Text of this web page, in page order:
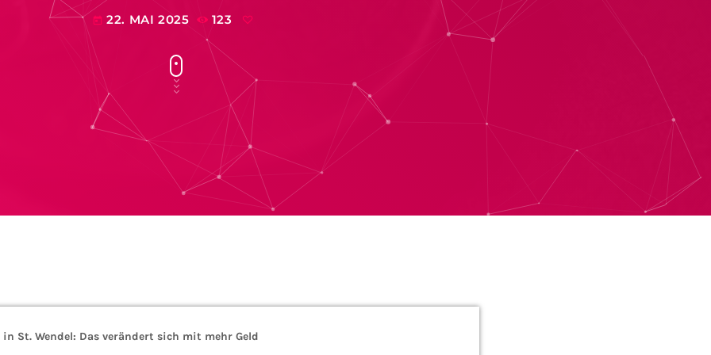
today 22. MAI 2025 123
St. Wendel: Das verändert sich mit mehr Geld